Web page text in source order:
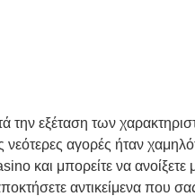
την εξέταση των
αγορές ήταν
και μπορείτε να ανοίξετε
αντικείμενα που